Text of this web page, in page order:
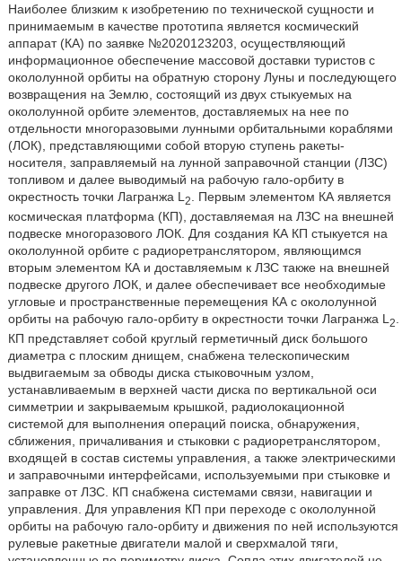
Наиболее близким к изобретению по технической сущности и
принимаемым в качестве прототипа является космический
аппарат (КА) по заявке №2020123203, осуществляющий
информационное обеспечение массовой доставки туристов с
окололунной орбиты на обратную сторону Луны и последующего
возвращения на Землю, состоящий из двух стыкуемых на
окололунной орбите элементов, доставляемых на нее по
отдельности многоразовыми лунными орбитальными кораблями
(ЛОК), представляющими собой вторую ступень ракеты-
носителя, заправляемый на лунной заправочной станции (ЛЗС)
топливом и далее выводимый на рабочую гало-орбиту в
окрестность точки Лагранжа L 2
. Первым элементом КА является
космическая платформа (КП), доставляемая на ЛЗС на внешней
подвеске многоразового ЛОК. Для создания КА КП стыкуется на
окололунной орбите с радиоретранслятором, являющимся
вторым элементом КА и доставляемым к ЛЗС также на внешней
подвеске другого ЛОК, и далее обеспечивает все необходимые
угловые и пространственные перемещения КА с окололунной
орбиты на рабочую гало-орбиту в окрестности точки Лагранжа L 2
КП представляет собой круглый герметичный диск большого
диаметра с плоским днищем, снабжена телескопическим
выдвигаемым за обводы диска стыковочным узлом,
устанавливаемым в верхней части диска по вертикальной оси
симметрии и закрываемым крышкой, радиолокационной
системой для выполнения операций поиска, обнаружения,
сближения, причаливания и стыковки с радиоретранслятором,
входящей в состав системы управления, а также электрическими
и заправочными интерфейсами, используемыми при стыковке и
заправке от ЛЗС. КП снабжена системами связи, навигации и
управления. Для управления КП при переходе с окололунной
орбиты на рабочую гало-орбиту и движения по ней используются
рулевые ракетные двигатели малой и сверхмалой тяги,